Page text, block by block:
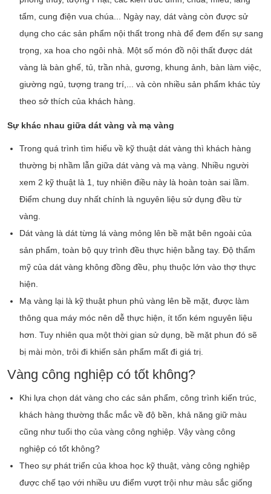
tẩm, cung điện vua chúa... Ngày nay, dát vàng còn được sử
dụng cho các sản phẩm nội thất trong nhà để đem đến sự sang
trọng, xa hoa cho ngôi nhà. Một số món đồ nội thất được dát
vàng là bàn ghế, tủ, trần nhà, gương, khung ảnh, bàn làm việc,
giường ngủ, tượng trang trí,... và còn nhiều sản phẩm khác tùy
theo sở thích của khách hàng.
Sự khác nhau giữa dát vàng và mạ vàng
Trong quá trình tìm hiểu về kỹ thuật dát vàng thì khách hàng
thường bị nhầm lẫn giữa dát vàng và mạ vàng. Nhiều người
xem 2 kỹ thuật là 1, tuy nhiên điều này là hoàn toàn sai lầm.
Điểm chung duy nhất chính là nguyên liệu sử dụng đều từ
vàng.
Dát vàng là dát từng lá vàng mỏng lên bề mặt bên ngoài của
sản phẩm, toàn bộ quy trình đều thực hiện bằng tay. Độ thẩm
mỹ của dát vàng không đồng đều, phụ thuộc lớn vào thợ thực
hiện.
Mạ vàng lại là kỹ thuật phun phủ vàng lên bề mặt, được làm
thông qua máy móc nên dễ thực hiện, ít tốn kém nguyên liệu
hơn. Tuy nhiên qua một thời gian sử dụng, bề mặt phun đó sẽ
bị mài mòn, trôi đi khiến sản phẩm mất đi giá trị.
Vàng công nghiệp có tốt không?
Khi lựa chọn dát vàng cho các sản phẩm, công trình kiến trúc,
khách hàng thường thắc mắc về độ bền, khả năng giữ màu
cũng như tuổi thọ của vàng công nghiệp. Vậy vàng công
nghiệp có tốt không?
Theo sự phát triển của khoa học kỹ thuật, vàng công nghiệp
được chế tạo với nhiều ưu điểm vượt trội như màu sắc giống